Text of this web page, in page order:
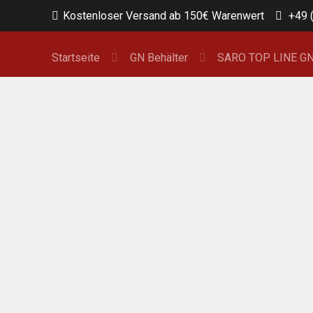
Kostenloser Versand ab 150€ Warenwert +49
Startseite GN Behälter SARO TOP LINE